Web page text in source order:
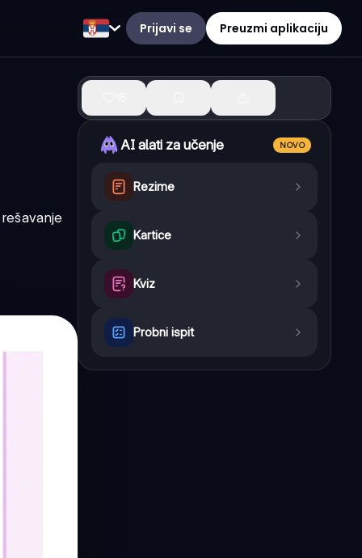
Prijavi se Preuzmi aplikaciju
AI alati za učenje NOVO
Rezime
Kartice
Kviz
Probni ispit